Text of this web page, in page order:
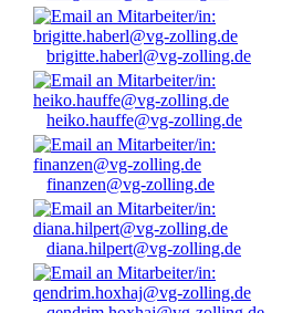
brigitte.haberl@vg-zolling.de
heiko.hauffe@vg-zolling.de
finanzen@vg-zolling.de
diana.hilpert@vg-zolling.de